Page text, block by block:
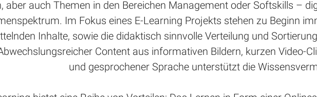
aber auch Themen in den Bereichen Management oder Softskills –
Im Fokus eines E-Learning Projekts stehen zu Beginn
Inhalte, sowie die didaktisch sinnvolle Verteilung und
Content aus informativen Bildern, kurzen Video-
und gesprochener Sprache unterstützt die